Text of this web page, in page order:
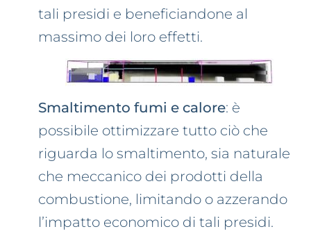
tali presidi e beneficiandone al
massimo dei loro effetti.
Smaltimento fumi e calore: è
possibile ottimizzare tutto ciò che
riguarda lo smaltimento, sia naturale
che meccanico dei prodotti della
combustione, limitando o azzerando
l’impatto economico di tali presidi.